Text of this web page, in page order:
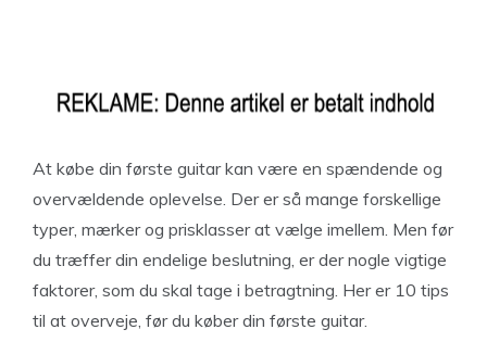
At købe din første guitar kan være en spændende og
overvældende oplevelse. Der er så mange forskellige
typer, mærker og prisklasser at vælge imellem. Men før
du træffer din endelige beslutning, er der nogle vigtige
faktorer, som du skal tage i betragtning. Her er 10 tips
til at overveje, før du køber din første guitar.